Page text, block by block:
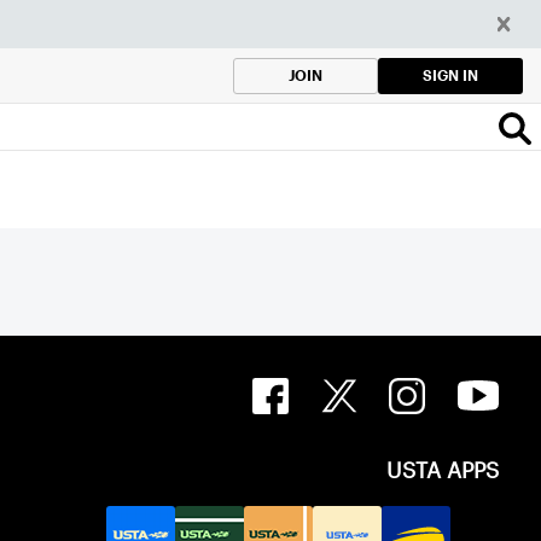
JOIN SIGN IN
USTA APPS